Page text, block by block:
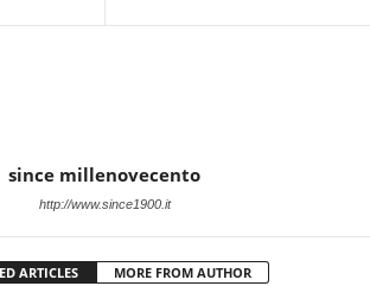
since millenovecento
http://www.since1900.it
ARTICLES MORE FROM AUTHOR